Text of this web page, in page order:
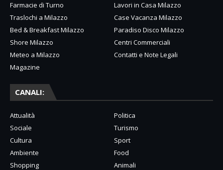
Farmacie di Turno
Lavori in Casa Milazzo
Traslochi a Milazzo
Case Vacanza Milazzo
Bed & Breakfast Milazzo
Paradiso Disco Milazzo
Shore Milazzo
Centri Commerciali
Meteo a Milazzo
Contatti e Note Legali
Magazine
CANALI:
Attualità
Politica
Sociale
Turismo
Cultura
Sport
Ambiente
Food
Shopping
Animali